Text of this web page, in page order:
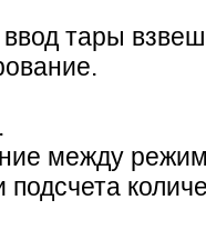
тары
между